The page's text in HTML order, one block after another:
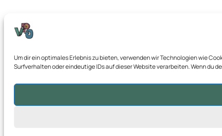
Um dir ein optimales Erlebnis zu bieten, verwenden wir Technologien wie
Surfverhalten oder eindeutige IDs auf dieser Website verarbeiten. Wenn